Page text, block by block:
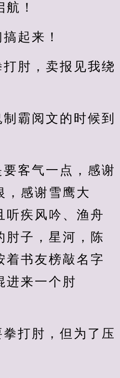
！
起来！
肘，卖报见我绕
霸阅文的时候到
客气一点，感谢
，感谢雪鹰大
听疾风吟、渔舟
肘子，星河，陈
书友榜敲名字
进来一个肘
打肘，但为了压